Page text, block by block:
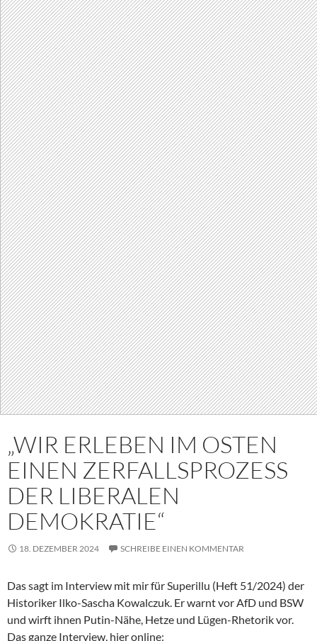
„WIR ERLEBEN IM OSTEN
EINEN ZERFALLSPROZESS
DER LIBERALEN
DEMOKRATIE“
18. DEZEMBER 2024 SCHREIBE EINEN KOMMENTAR
Das sagt im Interview mit mir für Superillu (Heft 51/2024) der
Historiker Ilko-Sascha Kowalczuk. Er warnt vor AfD und BSW
und wirft ihnen Putin-Nähe, Hetze und Lügen-Rhetorik vor.
Das ganze Interview, hier online: